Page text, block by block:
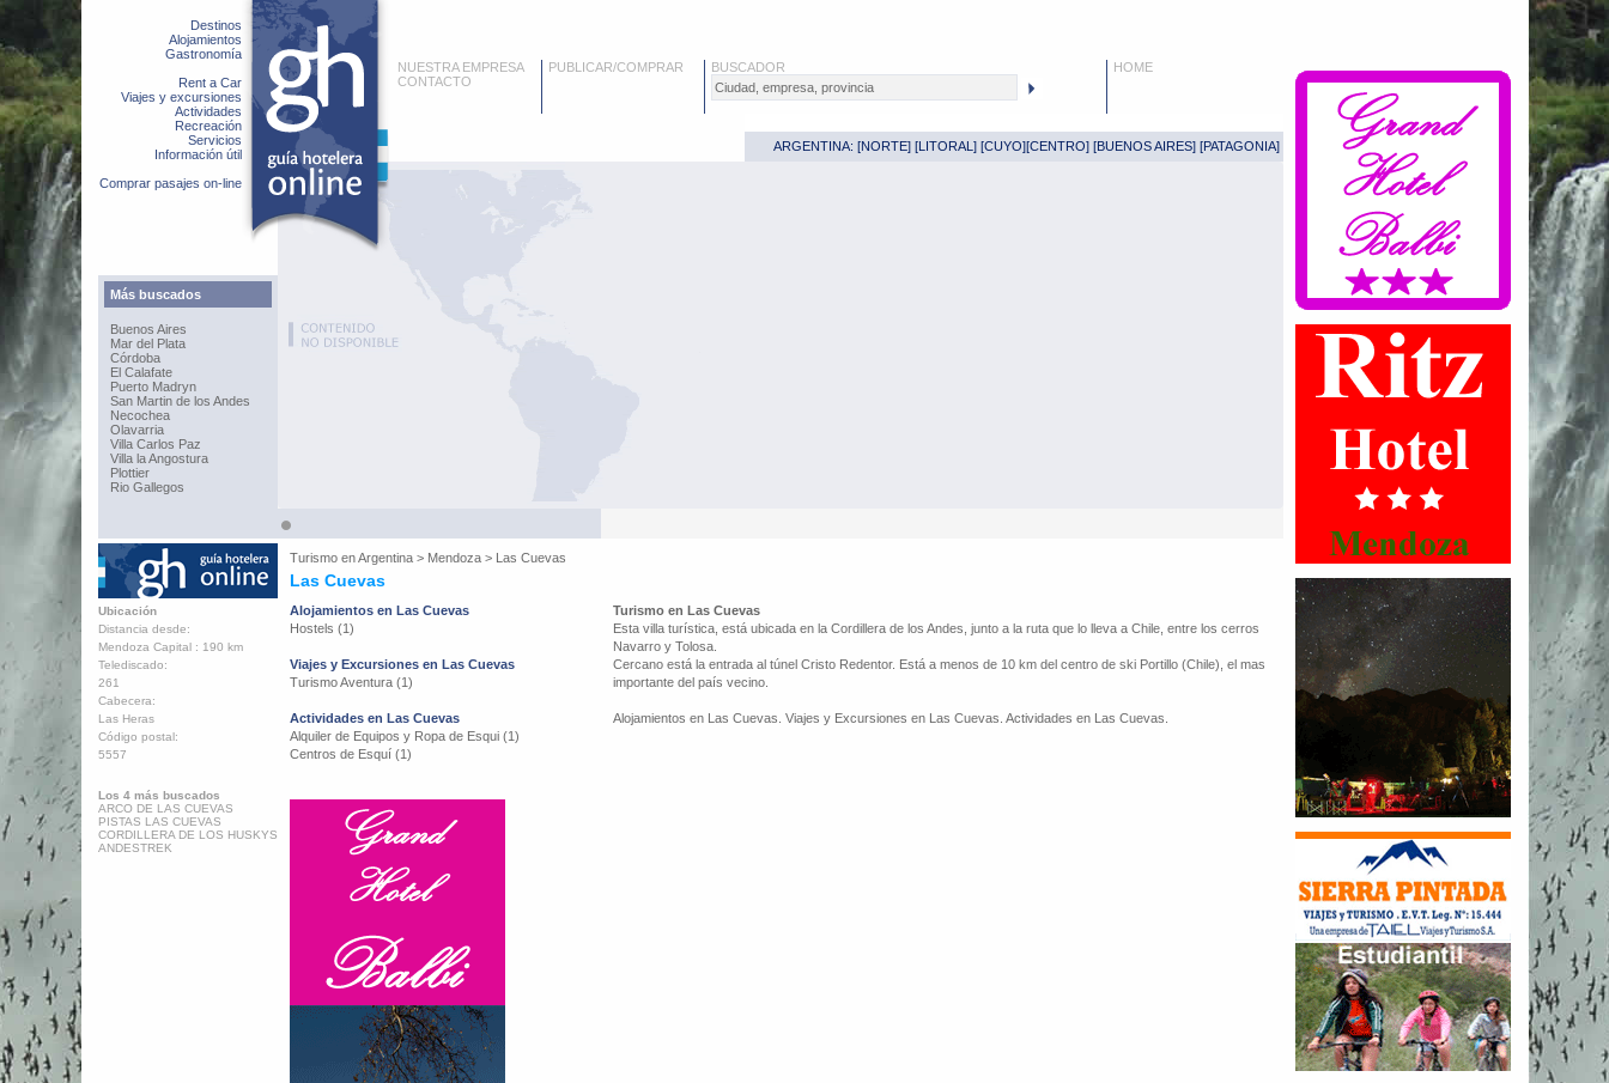
Destinos
Alojamientos
Gastronomía
Rent a Car
Viajes y excursiones
Actividades
Recreación
Servicios
Información útil
Comprar pasajes on-line
Más buscados
Buenos Aires
Mar del Plata
Córdoba
El Calafate
Puerto Madryn
San Martin de los Andes
Necochea
Olavarria
Villa Carlos Paz
Villa la Angostura
Plottier
Rio Gallegos
NUESTRA EMPRESA
CONTACTO
PUBLICAR/COMPRAR BUSCADOR HOME
ARGENTINA: [NORTE] [LITORAL ] [CUYO][CENTRO] [BUENOS AIRES] [PATAGONIA]
Turismo enArgentina > Mendoza > Las Cuevas
Las Cuevas
Ubicación
Distancia desde:
Mendoza Capital : 190 km
Telediscado:
261
Cabecera:
Las Heras
Código postal:
5557
Los 4 más buscados
ARCO DE LAS CUEVAS
PISTAS LAS CUEVAS
CORDILLERA DE LOS HUSKYS
ANDESTREK
Alojamientos en Las Cuevas
Hostels (1)
Viajes y Excursiones en Las Cuevas
Turismo Aventura (1)
Actividades en Las Cuevas
Alquiler de Equipos y Ropa de Esqui (1)
Centros de Esquí (1)
Turismo en Las Cuevas
Esta villa turística, está ubicada en la Cordillera de los Andes, junto a la ruta que lo lleva a Chile, entre los cerros
Navarro y Tolosa.
Cercano está la entrada al túnel Cristo Redentor. Está a menos de 10 km del centro de ski Portillo (Chile), el mas
importante del país vecino.
Alojamientos en Las Cuevas. Viajes y Excursiones en Las Cuevas. Actividades en Las Cuevas.